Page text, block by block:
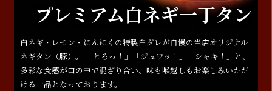
プレミアム白ネギ一丁タン
白ネギ・レモン・にんにくの特製白ダレが自慢の当店オリジナル
ネギタン（豚）。 「とろっ！」「ジュワッ！」「シャキ！」と、
多彩な食感が口の中で混ざり合い、味も喉越しもお楽しみいただ
ける一品となっております。